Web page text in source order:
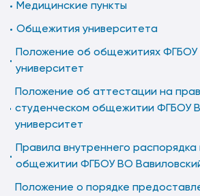
Медицинские пункты
Общежития университета
Положение об общежитиях ФГБОУ
университет
Положение об аттестации на
студенческом общежитии ФГБОУ
университет
Правила внутреннего распорядка
общежитии ФГБОУ ВО
Положение о порядке